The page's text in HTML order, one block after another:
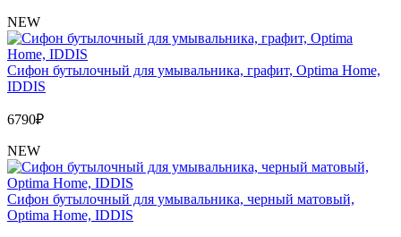
NEW
Сифон бутылочный для умывальника, графит, Optima Home,
IDDIS
6790₽
NEW
Сифон бутылочный для умывальника, черный матовый,
Optima Home, IDDIS